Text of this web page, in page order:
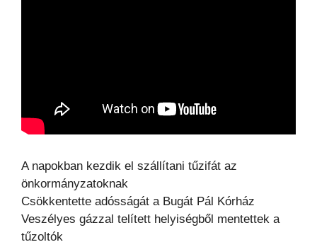
A napokban kezdik el szállítani tűzifát az
önkormányzatoknak
Csökkentette adósságát a Bugát Pál Kórház
Veszélyes gázzal telített helyiségből mentettek a
tűzoltók